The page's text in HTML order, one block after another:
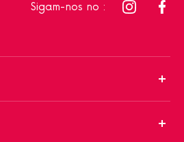
Sigam-nos no :